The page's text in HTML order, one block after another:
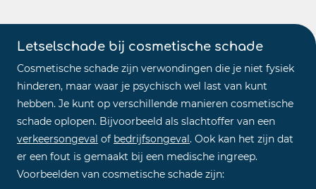
Letselschade bij cosmetische schade
Cosmetische schade zijn verwondingen die je niet fysiek
hinderen, maar waar je psychisch wel last van kunt
hebben. Je kunt op verschillende manieren cosmetische
schade oplopen. Bijvoorbeeld als slachtoffer van een
verkeersongeval of bedrijfsongeval. Ook kan het zijn dat
er een fout is gemaakt bij een medische ingreep.
Voorbeelden van cosmetische schade zijn: